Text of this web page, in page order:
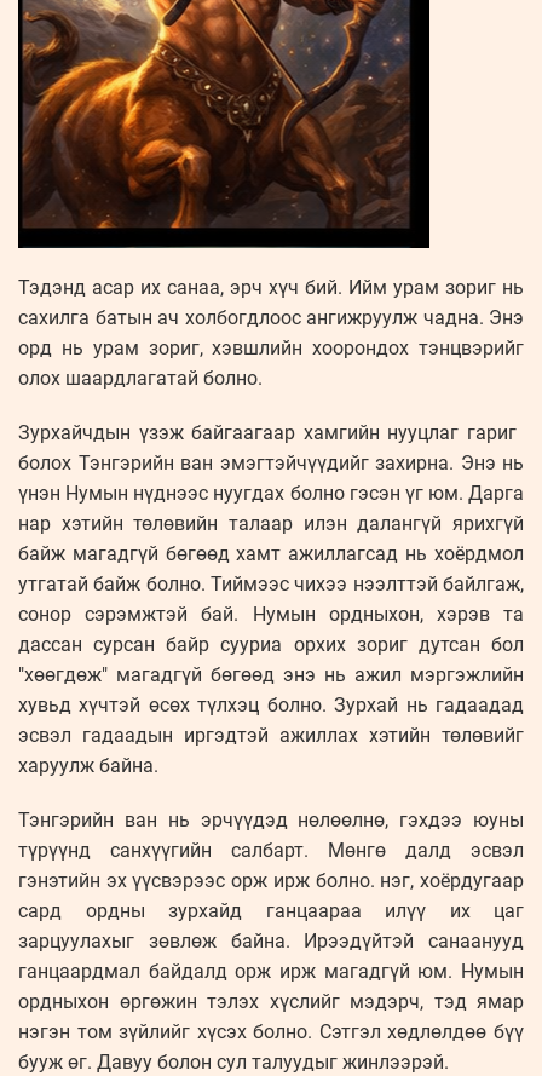
Тэдэнд асар их санаа, эрч хүч бий. Ийм урам зориг нь
сахилга батын ач холбогдлоос ангижруулж чадна. Энэ
орд нь урам зориг, хэвшлийн хоорондох тэнцвэрийг
олох шаардлагатай болно.
Зурхайчдын үзэж байгаагаар хамгийн нууцлаг гариг ​​
болох Тэнгэрийн ван эмэгтэйчүүдийг захирна. Энэ нь
үнэн Нумын нүднээс нуугдах болно гэсэн үг юм. Дарга
нар хэтийн төлөвийн талаар илэн далангүй ярихгүй
байж магадгүй бөгөөд хамт ажиллагсад нь хоёрдмол
утгатай байж болно. Тиймээс чихээ нээлттэй байлгаж,
сонор сэрэмжтэй бай. Нумын ордныхон, хэрэв та
дассан сурсан байр сууриа орхих зориг дутсан бол
"хөөгдөж" магадгүй бөгөөд энэ нь ажил мэргэжлийн
хувьд хүчтэй өсөх түлхэц болно. Зурхай нь гадаадад
эсвэл гадаадын иргэдтэй ажиллах хэтийн төлөвийг
харуулж байна.
Тэнгэрийн ван нь эрчүүдэд нөлөөлнө, гэхдээ юуны
түрүүнд санхүүгийн салбарт. Мөнгө далд эсвэл
гэнэтийн эх үүсвэрээс орж ирж болно. нэг, хоёрдугаар
сард ордны зурхайд ганцаараа илүү их цаг
зарцуулахыг зөвлөж байна. Ирээдүйтэй санаанууд
ганцаардмал байдалд орж ирж магадгүй юм. Нумын
ордныхон өргөжин тэлэх хүслийг мэдэрч, тэд ямар
нэгэн том зүйлийг хүсэх болно. Сэтгэл хөдлөлдөө бүү
бууж өг. Давуу болон сул талуудыг жинлээрэй.